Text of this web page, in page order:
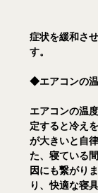
症状を緩和さ
す。
◆エアコンの
エアコンの温
定すると冷え
が大きいと自
た、寝ている
因にも繋がり
り、快適な寝